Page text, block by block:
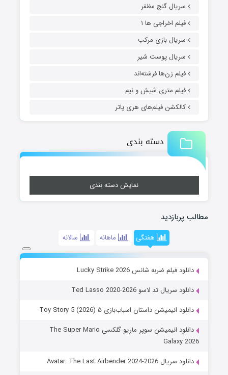
سریال گنج مظفر
فیلم اخراجی ها ۱
سریال بازی مرکب
سریال پوست شیر
فیلم زن‌ها فرشته‌اند
فیلم متری شیش و نیم
کالکشن فیلم‌های هری پاتر
دسته بندی
نمایش دسته بندی
مطالب پربازدید
هفتگی ماهانه سالانه
دانلود فیلم ضربه شانس Lucky Strike 2026
دانلود سریال تد لاسو Ted Lasso 2020-2026
دانلود انیمیشن داستان اسباب‌بازی ۵ Toy Story 5 (2026)
دانلود انیمیشن سوپر ماریو گلکسی The Super Mario
Galaxy 2026
دانلود سریال Avatar: The Last Airbender 2024-2026